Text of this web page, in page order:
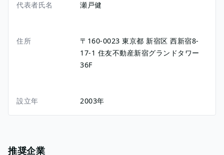
代表者氏名 瀬戸健
住所 〒160-0023東京都 新宿区 西新宿8-
17-1 住友不動産新宿グランドタワー
36F
設立年 2003年
推奨企業